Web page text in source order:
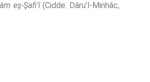
eş-Şafi’î(Cidde: Dâru’l-Minhâc,